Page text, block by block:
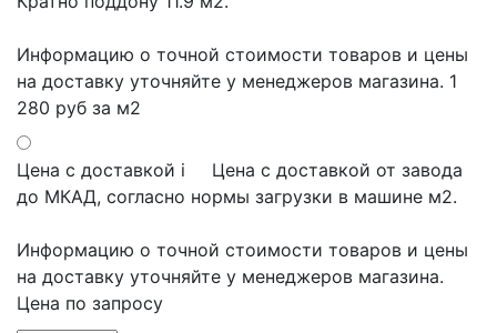
Информацию о точной стоимости товаров и цены
на доставку уточняйте у менеджеров магазина. 1
280 руб за м2
Цена с доставкой i
Цена с доставкой от завода
до МКАД, согласно нормы загрузки в машине м2.
Информацию о точной стоимости товаров и цены
на доставку уточняйте у менеджеров магазина.
Цена по запросу